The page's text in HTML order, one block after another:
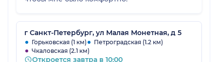
г Санкт-Петербург, ул Малая Монетная, д 5
Горьковская (1 км)
Петроградская (1.2 км)
Чкаловская (2.1 км)
Откроется завтра в 10:00